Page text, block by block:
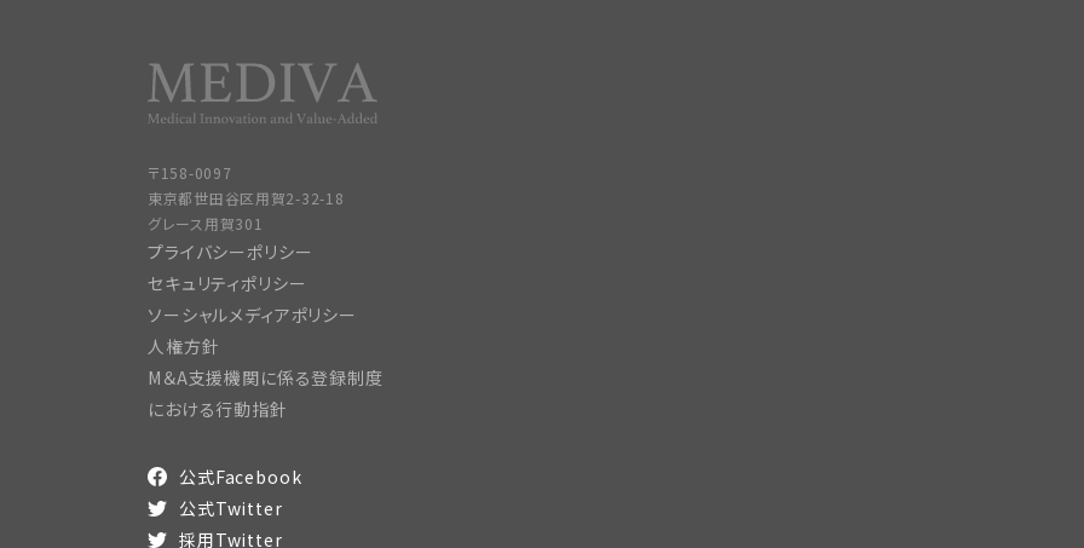
〒158-0097
東京都世田谷区用賀2-32-18
グレース用賀301
プライバシーポリシー
セキュリティポリシー
ソーシャルメディアポリシー
人権方針
M＆A支援機関に係る登録制度
における行動指針
公式Facebook
公式Twitter
採用Twitter